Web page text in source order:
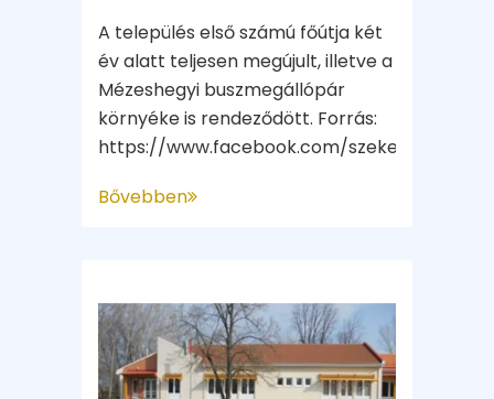
A település első számú főútja két
év alatt teljesen megújult, illetve a
Mézeshegyi buszmegállópár
környéke is rendeződött. Forrás:
https://www.facebook.com/
Bővebben